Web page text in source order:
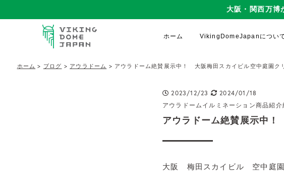
大阪・関西万博
ホーム VikingDomeJapanについ
ホーム > ブログ > アウラドーム > アウラドーム絶賛展示中！ 大阪梅田スカイビル空中庭園
2023/12/23
2024/01/18
アウラドームイルミネーション商品紹介
アウラドーム絶賛展示中
大阪 梅田スカイビル 空中庭園